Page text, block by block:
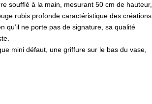
soufflé à la main, mesurant 50 cm de hauteur,
rubis profonde caractéristique des créations
qu’il ne porte pas de signature, sa qualité
mini défaut, une griffure sur le bas du vase,